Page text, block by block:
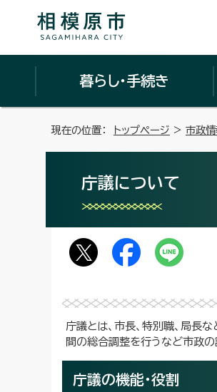
暮らし・手続き
現在の位置： トップページ > 市政
庁議について
庁議とは、市長、特別職、局長
間の総合調整を行うなど市政
庁議の機能・役割